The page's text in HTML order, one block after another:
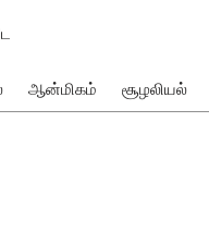
ஆன்மிகம் சூழலியல்